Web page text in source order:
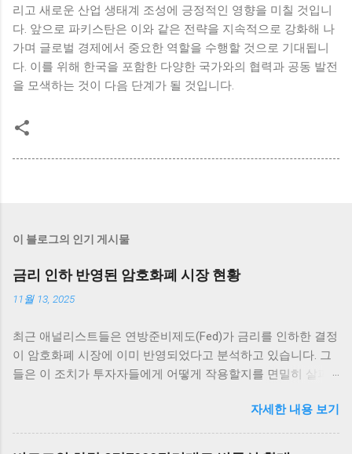
리고 새로운 산업 생태계 조성에 긍정적인 영향을 미칠 것입니
다. 앞으로 파키스탄은 이와 같은 전략을 지속적으로 강화해 나
가며 글로벌 경제에서 중요한 역할을 수행할 것으로 기대됩니
다. 이를 위해 한국을 포함한 다양한 국가와의 협력과 공동 발전
을 모색하는 것이 다음 단계가 될 것입니다.
이 블로그의 인기 게시물
금리 인하 반영된 암호화폐 시장 현황
11월 13, 2025
최근 애널리스트들은 연방준비제도(Fed)가 금리를 인하한 결정
이 암호화폐 시장에 이미 반영되었다고 분석하고 있습니다. 그
들은 이 조치가 투자자들에게 어떻게 작용할지를 면밀히 살펴
이 여전히 불확실하다고 전하며 주목받고 있습니다. 암호화폐
시장의 반응 암호화폐 시장은 매우 흥미로운 반응을 보이고 있
습니다. 최근 연방준비제도(Fed)의 금리 인하 발표 이후, 여러
자세한 내용 보기